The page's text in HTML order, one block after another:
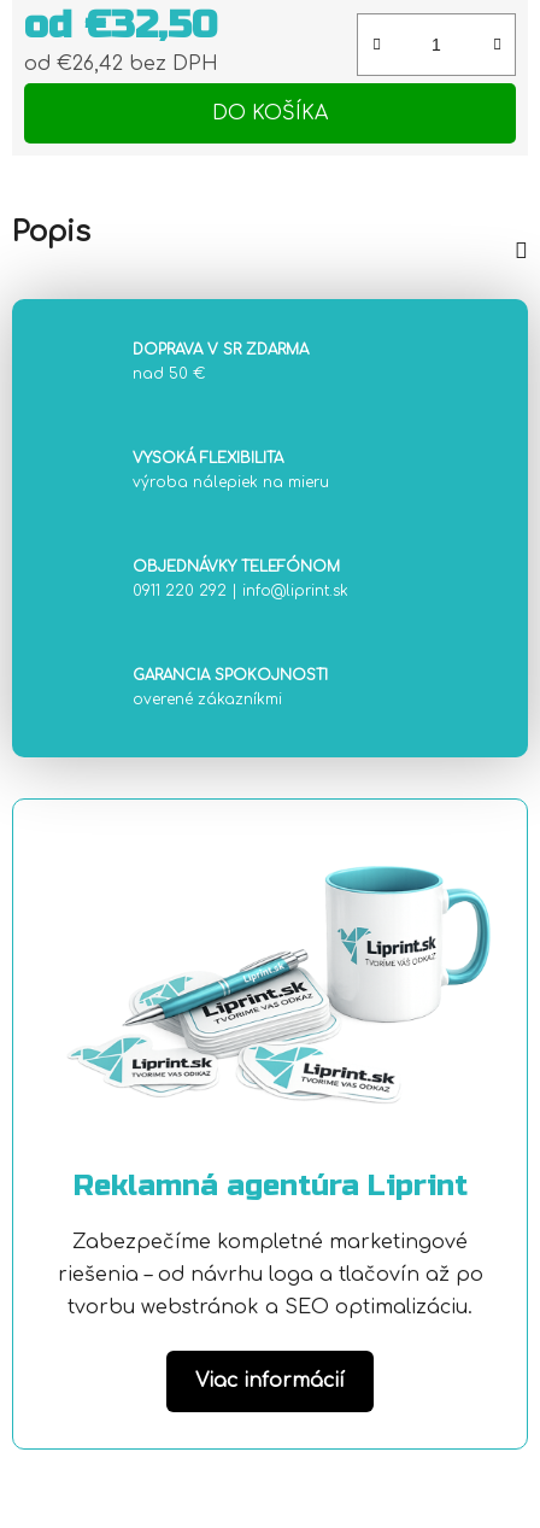
od €32,50
od €26,42 bez DPH
DO KOŠÍKA
Popis
DOPRAVA V SR ZDARMA
nad 50 €
VYSOKÁ FLEXIBILITA
výroba nálepiek na mieru
OBJEDNÁVKY TELEFÓNOM
0911 220 292
info@liprint.sk
GARANCIA SPOKOJNOSTI
overené zákazníkmi
Reklamná agentúra Liprint
Zabezpečíme kompletné marketingové
riešenia – od návrhu loga a tlačovín až po
tvorbu webstránok a SEO optimalizáciu.
Viac informácií